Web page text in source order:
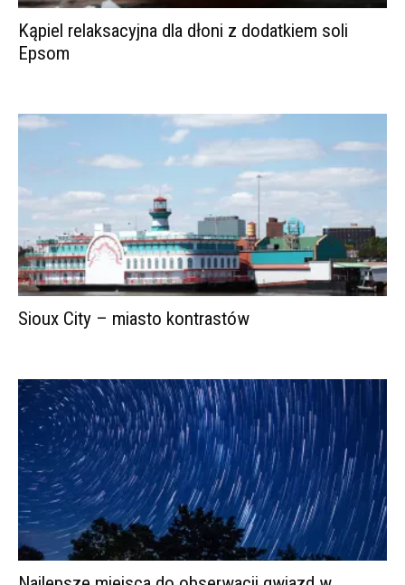
Kąpiel relaksacyjna dla dłoni z dodatkiem soli
Epsom
Sioux City – miasto kontrastów